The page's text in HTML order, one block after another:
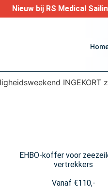
Nieuw bij RS Medical
INGEKORT
EHBO-koffer voor
vertrekkers
Vanaf €110,-